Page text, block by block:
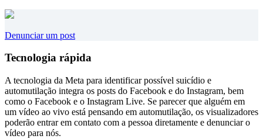
Denunciar um post
Tecnologia rápida
A tecnologia da Meta para identificar possível suicídio e
automutilação integra os posts do Facebook e do Instagram, bem
como o Facebook e o Instagram Live. Se parecer que alguém em
um vídeo ao vivo está pensando em automutilação, os visualizadores
poderão entrar em contato com a pessoa diretamente e denunciar o
vídeo para nós.